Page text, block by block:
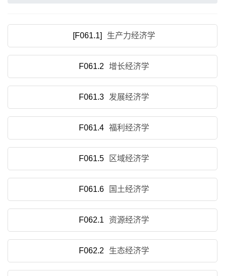
[F061.1] 生产力经济学
F061.2 增长经济学
F061.3 发展经济学
F061.4 福利经济学
F061.5 区域经济学
F061.6 国土经济学
F062.1 资源经济学
F062.2 生态经济学